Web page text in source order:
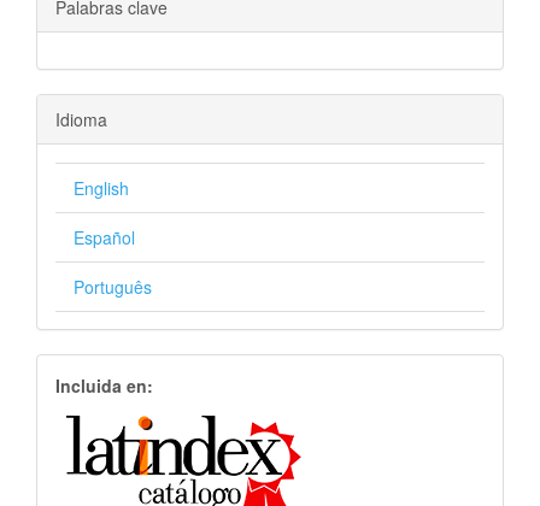
Palabras clave
Idioma
English
Español
Português
Incluida en: